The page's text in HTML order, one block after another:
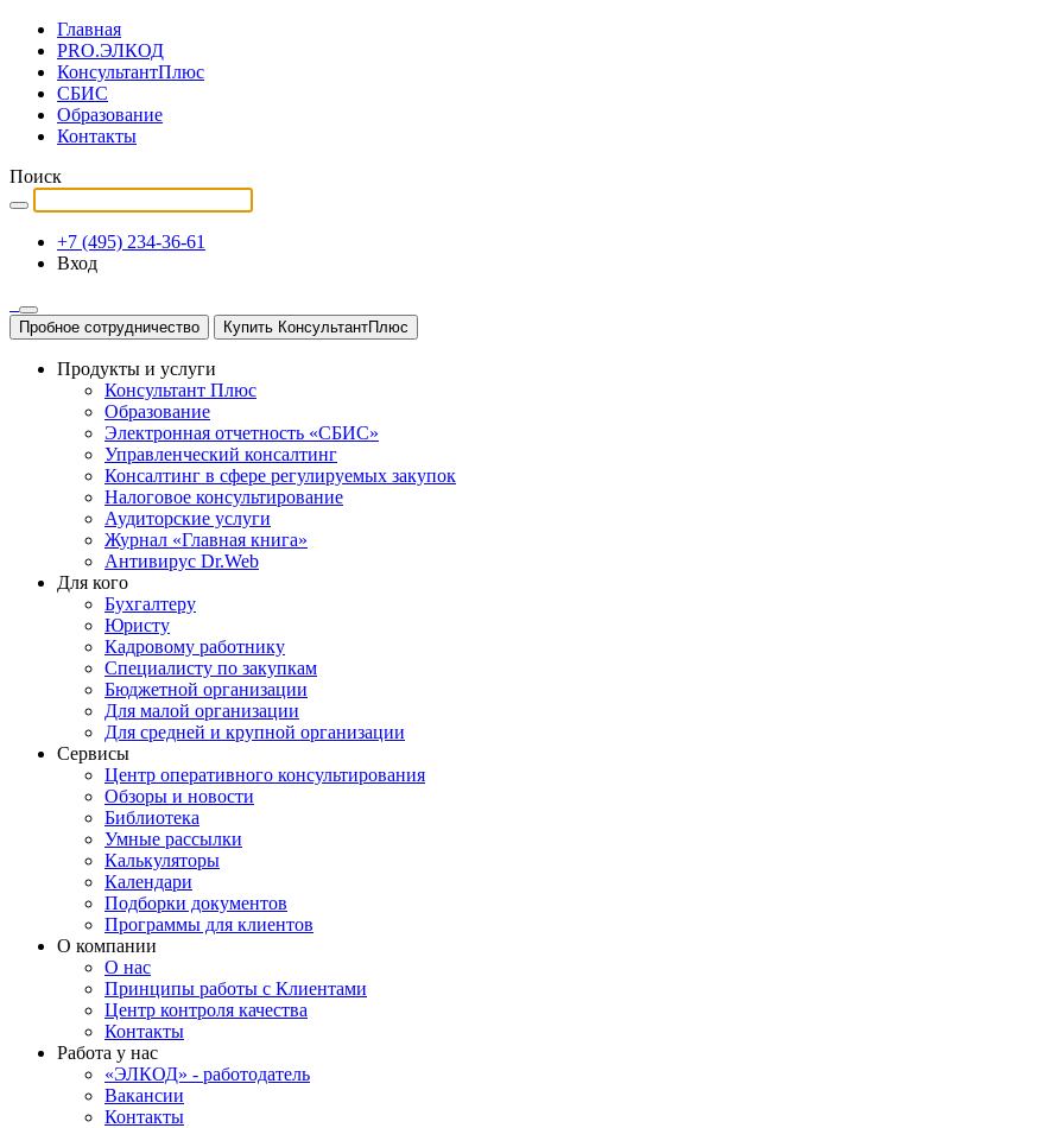
Главная
PRO.ЭЛКОД
КонсультантПлюс
СБИС
Образование
Контакты
Поиск
+7 (495) 234-36-61
Вход
Пробное сотрудничество Купить КонсультантПлюс
Продукты и услуги
Консультант Плюс
Образование
Электронная отчетность «СБИС»
Управленческий консалтинг
Консалтинг в сфере регулируемых закупок
Налоговое консультирование
Аудиторские услуги
Журнал «Главная книга»
Антивирус Dr.Web
Для кого
Бухгалтеру
Юристу
Кадровому работнику
Специалисту по закупкам
Бюджетной организации
Для малой организации
Для средней и крупной организации
Сервисы
Центр оперативного консультирования
Обзоры и новости
Библиотека
Умные рассылки
Калькуляторы
Календари
Подборки документов
Программы для клиентов
О компании
О нас
Принципы работы с Клиентами
Центр контроля качества
Контакты
Работа у нас
«ЭЛКОД» - работодатель
Вакансии
Контакты